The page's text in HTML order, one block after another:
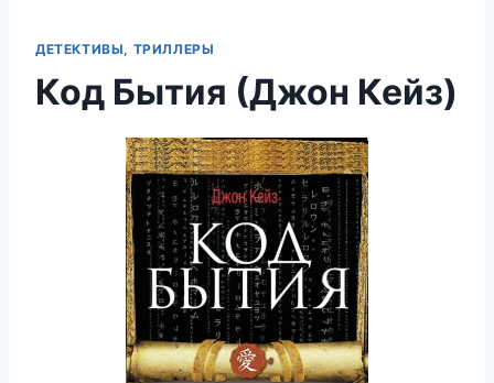
ДЕТЕКТИВЫ, ТРИЛЛЕРЫ
Код Бытия (Джон Кейз)